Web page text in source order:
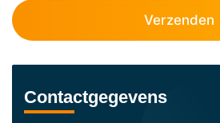
Contactgegevens